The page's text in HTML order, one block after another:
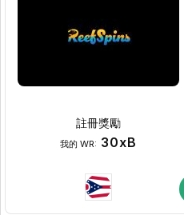
註冊獎勵
我的 WR: 30xB